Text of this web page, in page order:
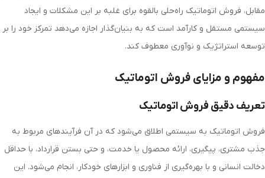
مقابل، فروش اتوماتیک راه‌حلی بالقوه برای غلبه بر این مشکلات و ایجاد
سیستمی مستقل و کارآمد است که به بنیان‌گذار اجازه می‌دهد تمرکز خود را بر
توسعه استراتژیک و نوآوری معطوف کند.
مفهوم و مزایای فروش اتوماتیک
تعریف دقیق فروش اتوماتیک
فروش اتوماتیک به سیستمی اطلاق می‌شود که در آن فرآیندهای مربوط به
جذب مشتری، پیگیری، ارائه محصول یا خدمت، و حتی بستن قرارداد، با حداقل
دخالت انسانی و با بهره‌گیری از فناوری و ابزارهای خودکار، انجام می‌شود. این